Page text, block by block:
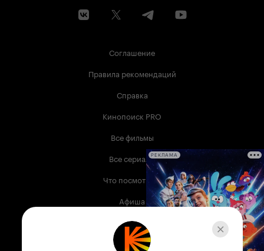
Соглашение
Правила рекомендаций
Справка
Кинопоиск PRO
Все фильмы
Все сериалы
Что посмотреть
Афиша
Музыка
Телепрограмма
РЕКЛАМА